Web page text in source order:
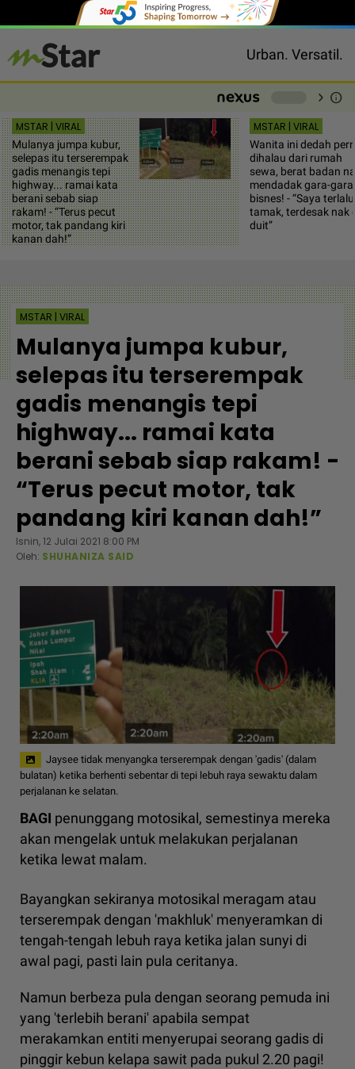
Urban. Versatil.
chevron_right info
MSTAR | VIRAL
Mulanya jumpa kubur,
selepas itu terserempak
gadis menangis tepi
highway... ramai kata
berani sebab siap
rakam! - “Terus pecut
motor, tak pandang kiri
kanan dah!”
MSTAR | VIRAL
Wanita ini dedah
dihalau dari rumah
sewa, berat badan
mendadak gara-gara
bisnes! - “Saya terlalu
tamak, terdesak nak
duit”
MSTAR | VIRAL
Mulanya jumpa kubur,
selepas itu terserempak
gadis menangis tepi
highway... ramai kata
berani sebab siap rakam! -
“Terus pecut motor, tak
pandang kiri kanan dah!”
Isnin, 12 Julai 2021 8:00 PM
Oleh: SHUHANIZA SAID
Jaysee tidak menyangka terserempak dengan 'gadis' (dalam
bulatan) ketika berhenti sebentar di tepi lebuh raya sewaktu dalam
perjalanan ke selatan.
BAGI penunggang motosikal, semestinya mereka
akan mengelak untuk melakukan perjalanan
ketika lewat malam.
Bayangkan sekiranya motosikal meragam atau
terserempak dengan 'makhluk' menyeramkan di
tengah-tengah lebuh raya ketika jalan sunyi di
awal pagi, pasti lain pula ceritanya.
Namun berbeza pula dengan seorang pemuda ini
yang 'terlebih berani' apabila sempat
merakamkan entiti menyerupai seorang gadis di
pinggir kebun kelapa sawit pada pukul 2.20 pagi!